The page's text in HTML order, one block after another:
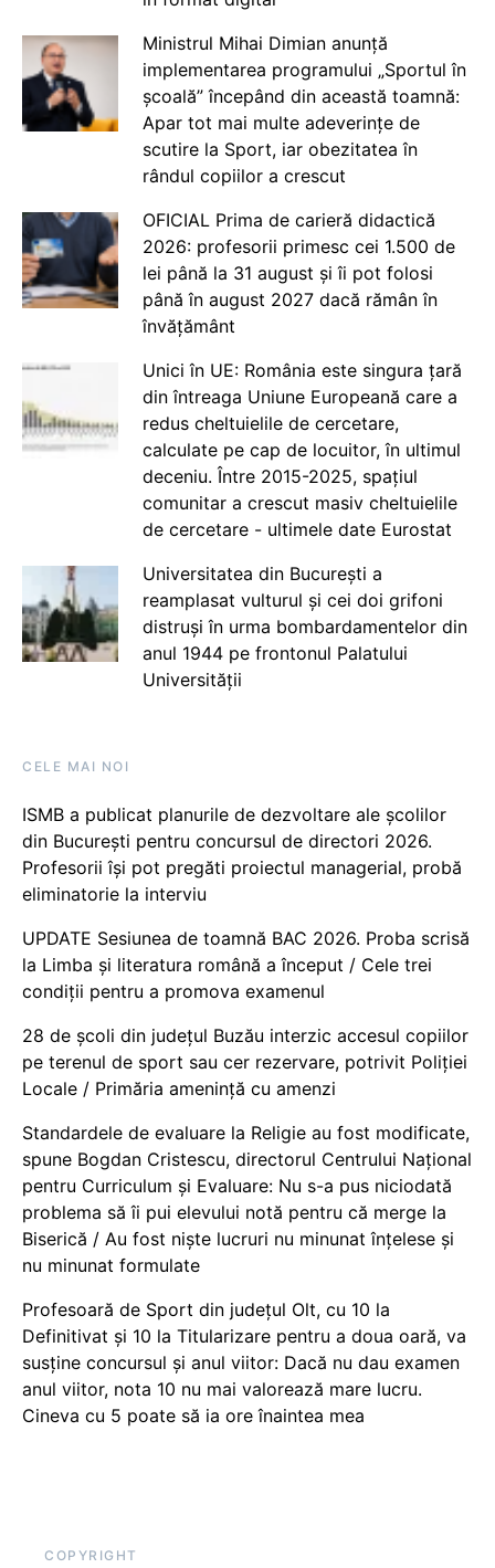
Ministrul Mihai Dimian anunță
implementarea programului „Sportul în
școală” începând din această toamnă:
Apar tot mai multe adeverințe de
scutire la Sport, iar obezitatea în
rândul copiilor a crescut
OFICIAL Prima de carieră didactică
2026: profesorii primesc cei 1.500 de
lei până la 31 august și îi pot folosi
până în august 2027 dacă rămân în
învățământ
Unici în UE: România este singura țară
din întreaga Uniune Europeană care a
redus cheltuielile de cercetare,
calculate pe cap de locuitor, în ultimul
deceniu. Între 2015-2025, spațiul
comunitar a crescut masiv cheltuielile
de cercetare - ultimele date Eurostat
Universitatea din București a
reamplasat vulturul și cei doi grifoni
distruși în urma bombardamentelor din
anul 1944 pe frontonul Palatului
Universității
CELE MAI NOI
ISMB a publicat planurile de dezvoltare ale școlilor
din București pentru concursul de directori 2026.
Profesorii își pot pregăti proiectul managerial, probă
eliminatorie la interviu
UPDATE Sesiunea de toamnă BAC 2026. Proba scrisă
la Limba și literatura română a început / Cele trei
condiții pentru a promova examenul
28 de școli din județul Buzău interzic accesul copiilor
pe terenul de sport sau cer rezervare, potrivit Poliției
Locale / Primăria amenință cu amenzi
Standardele de evaluare la Religie au fost modificate,
spune Bogdan Cristescu, directorul Centrului Național
pentru Curriculum și Evaluare: Nu s-a pus niciodată
problema să îi pui elevului notă pentru că merge la
Biserică / Au fost niște lucruri nu minunat înțelese și
nu minunat formulate
Profesoară de Sport din județul Olt, cu 10 la
Definitivat și 10 la Titularizare pentru a doua oară, va
susține concursul și anul viitor: Dacă nu dau examen
anul viitor, nota 10 nu mai valorează mare lucru.
Cineva cu 5 poate să ia ore înaintea mea
COPYRIGHT